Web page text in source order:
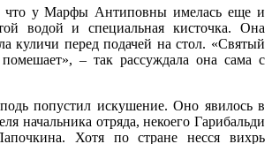
что у Марфы Антиповны имелась еще и
водой и специальная кисточка. Она
куличи перед подачей на стол. «Святый
– так рассуждала она сама с
попустил искушение. Оно явилось в
начальника отряда, некоего Гарибальди
Хотя по стране несся вихрь